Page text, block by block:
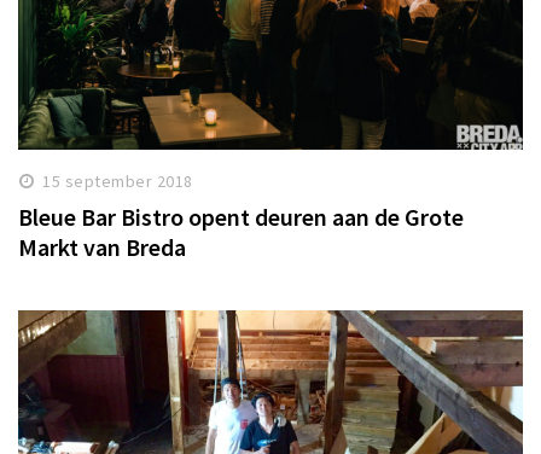
15 september 2018
Bleue Bar Bistro opent deuren aan de Grote
Markt van Breda